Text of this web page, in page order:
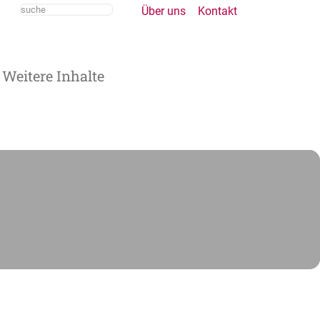
Über uns Kontakt
Weitere Inhalte